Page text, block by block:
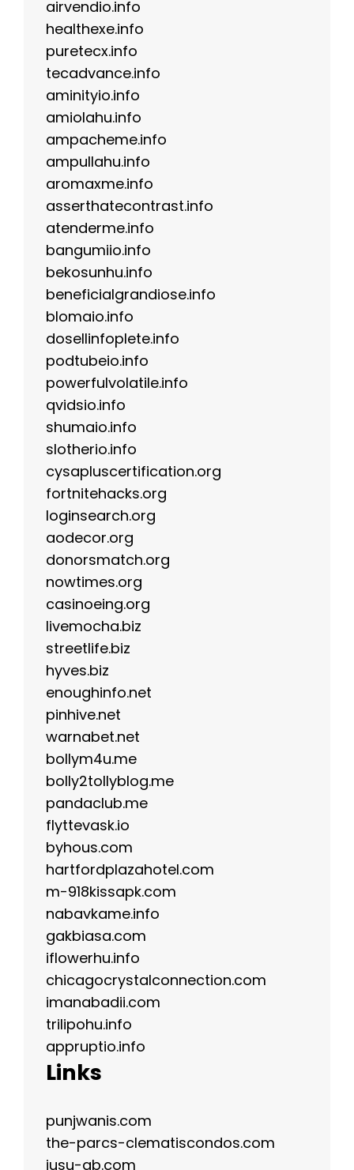
airvendio.info
healthexe.info
puretecx.info
tecadvance.info
aminityio.info
amiolahu.info
ampacheme.info
ampullahu.info
aromaxme.info
asserthatecontrast.info
atenderme.info
bangumiio.info
bekosunhu.info
beneficialgrandiose.info
blomaio.info
dosellinfoplete.info
podtubeio.info
powerfulvolatile.info
qvidsio.info
shumaio.info
slotherio.info
cysapluscertification.org
fortnitehacks.org
loginsearch.org
aodecor.org
donorsmatch.org
nowtimes.org
casinoeing.org
livemocha.biz
streetlife.biz
hyves.biz
enoughinfo.net
pinhive.net
warnabet.net
bollym4u.me
bolly2tollyblog.me
pandaclub.me
flyttevask.io
byhous.com
hartfordplazahotel.com
m-918kissapk.com
nabavkame.info
gakbiasa.com
iflowerhu.info
chicagocrystalconnection.com
imanabadii.com
trilipohu.info
appruptio.info
Links
punjwanis.com
the-parcs-clematiscondos.com
jusu-gb.com